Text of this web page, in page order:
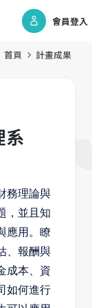
會員登入
首頁 計畫成果
務理論與
，並且知
應用。瞭
、報酬與
成本、資
如何進行